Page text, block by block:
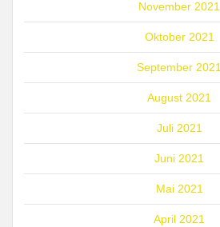
November 2021
Oktober 2021
September 2021
August 2021
Juli 2021
Juni 2021
Mai 2021
April 2021